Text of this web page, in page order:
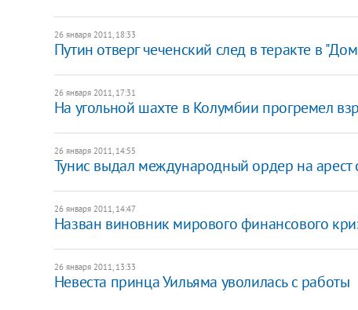
26 января 2011, 18:33
Путин отверг чеченский след в теракте в
26 января 2011, 17:31
На угольной шахте в Колумбии прогремел
26 января 2011, 14:55
Тунис выдал международный ордер на арест
26 января 2011, 14:47
Назван виновник мирового финансового
26 января 2011, 13:33
Невеста принца Уильяма уволилась с работы